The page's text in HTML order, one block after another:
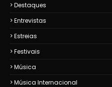
Destaques
Entrevistas
Estreias
Festivais
Música
Música Internacional